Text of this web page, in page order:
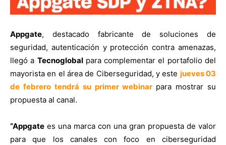
Appgate, destacado fabricante de soluciones de
seguridad, autenticación y protección contra amenazas,
llegó a Tecnoglobalpara complementar el portafolio del
mayorista en el área de Ciberseguridad, y este jueves 03
de febrero tendrá su primer webinar para mostrar su
propuesta al canal.
“Appgate es una marca con una gran propuesta de valor
para que los canales con foco en ciberseguridad